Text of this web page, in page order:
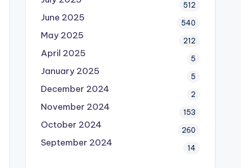
512
June 2025 540
May 2025 212
April 2025 5
January 2025 5
December 2024 2
November 2024 153
October 2024 260
September 2024 14